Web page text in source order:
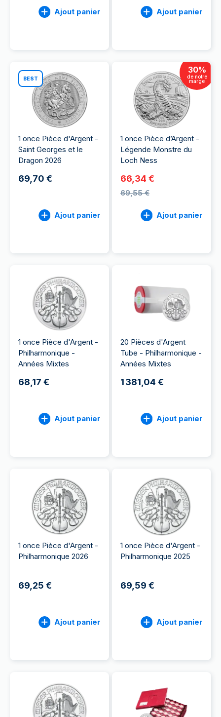
Ajout panier Ajout panier
BEST
1 once Pièce d'Argent -
Saint Georges et le
Dragon 2026
69,70 €
Ajout panier
30%
de notre
marge
1 once Pièce d’Argent -
Légende Monstre du
Loch Ness
66,34 €
69,55 €
Ajout panier
1 once Pièce d'Argent -
Philharmonique -
Années Mixtes
68,17 €
Ajout panier
20 Pièces d'Argent
Tube - Philharmonique -
Années Mixtes
1 381,04 €
Ajout panier
1 once Pièce d'Argent -
Philharmonique 2026
69,25 €
Ajout panier
1 once Pièce d'Argent -
Philharmonique 2025
69,59 €
Ajout panier